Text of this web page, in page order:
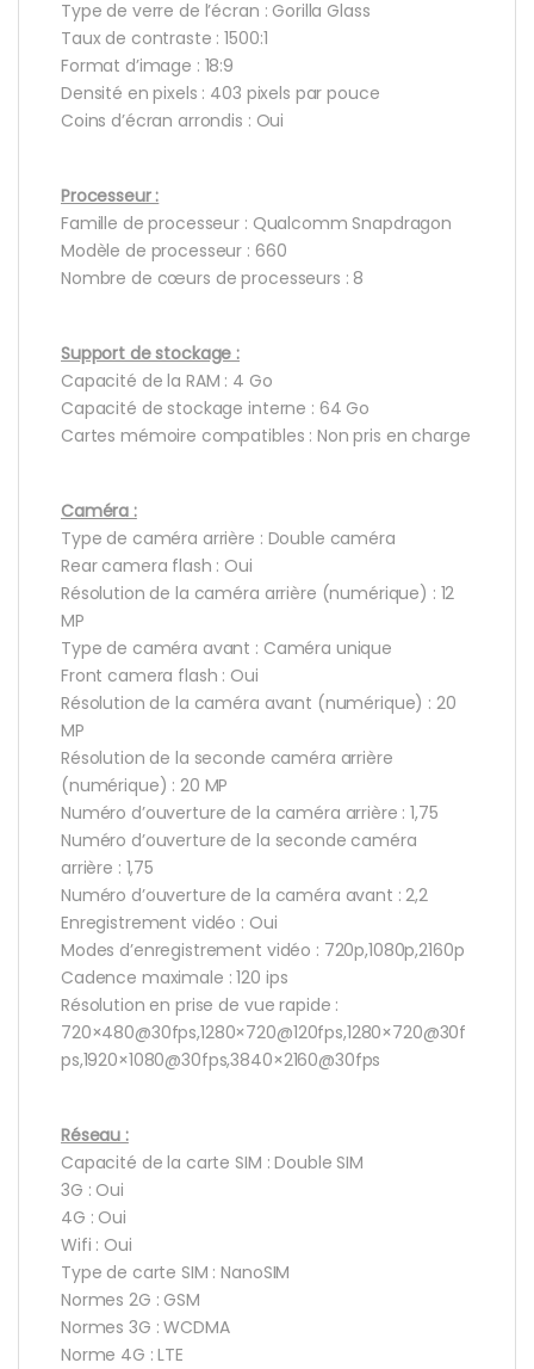
Type de verre de l’écran : Gorilla Glass
Taux de contraste : 1500:1
Format d’image : 18:9
Densité en pixels : 403 pixels par pouce
Coins d’écran arrondis : Oui
Processeur :
Famille de processeur : Qualcomm Snapdragon
Modèle de processeur : 660
Nombre de cœurs de processeurs : 8
Support de stockage :
Capacité de la RAM : 4 Go
Capacité de stockage interne : 64 Go
Cartes mémoire compatibles : Non pris en charge
Caméra :
Type de caméra arrière : Double caméra
Rear camera flash : Oui
Résolution de la caméra arrière (numérique) : 12
MP
Type de caméra avant : Caméra unique
Front camera flash : Oui
Résolution de la caméra avant (numérique) : 20
MP
Résolution de la seconde caméra arrière
(numérique) : 20 MP
Numéro d’ouverture de la caméra arrière : 1,75
Numéro d’ouverture de la seconde caméra
arrière : 1,75
Numéro d’ouverture de la caméra avant : 2,2
Enregistrement vidéo : Oui
Modes d’enregistrement vidéo : 720p,1080p,2160p
Cadence maximale : 120 ips
Résolution en prise de vue rapide :
720×480@30fps,1280×720@120fps,1280×720@30f
ps,1920×1080@30fps,3840×2160@30fps
Réseau :
Capacité de la carte SIM : Double SIM
3G : Oui
4G : Oui
Wifi : Oui
Type de carte SIM : NanoSIM
Normes 2G : GSM
Normes 3G : WCDMA
Norme 4G : LTE